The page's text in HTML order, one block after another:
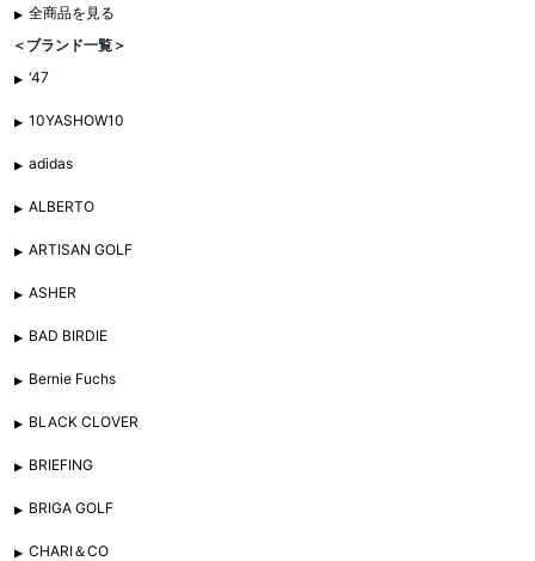
全商品を見る
＜ブランド一覧＞
'47
10YASHOW10
adidas
ALBERTO
ARTISAN GOLF
ASHER
BAD BIRDIE
Bernie Fuchs
BLACK CLOVER
BRIEFING
BRIGA GOLF
CHARI＆CO